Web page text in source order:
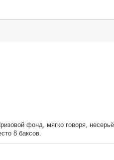
фонд, мягко говоря,
8 баксов.